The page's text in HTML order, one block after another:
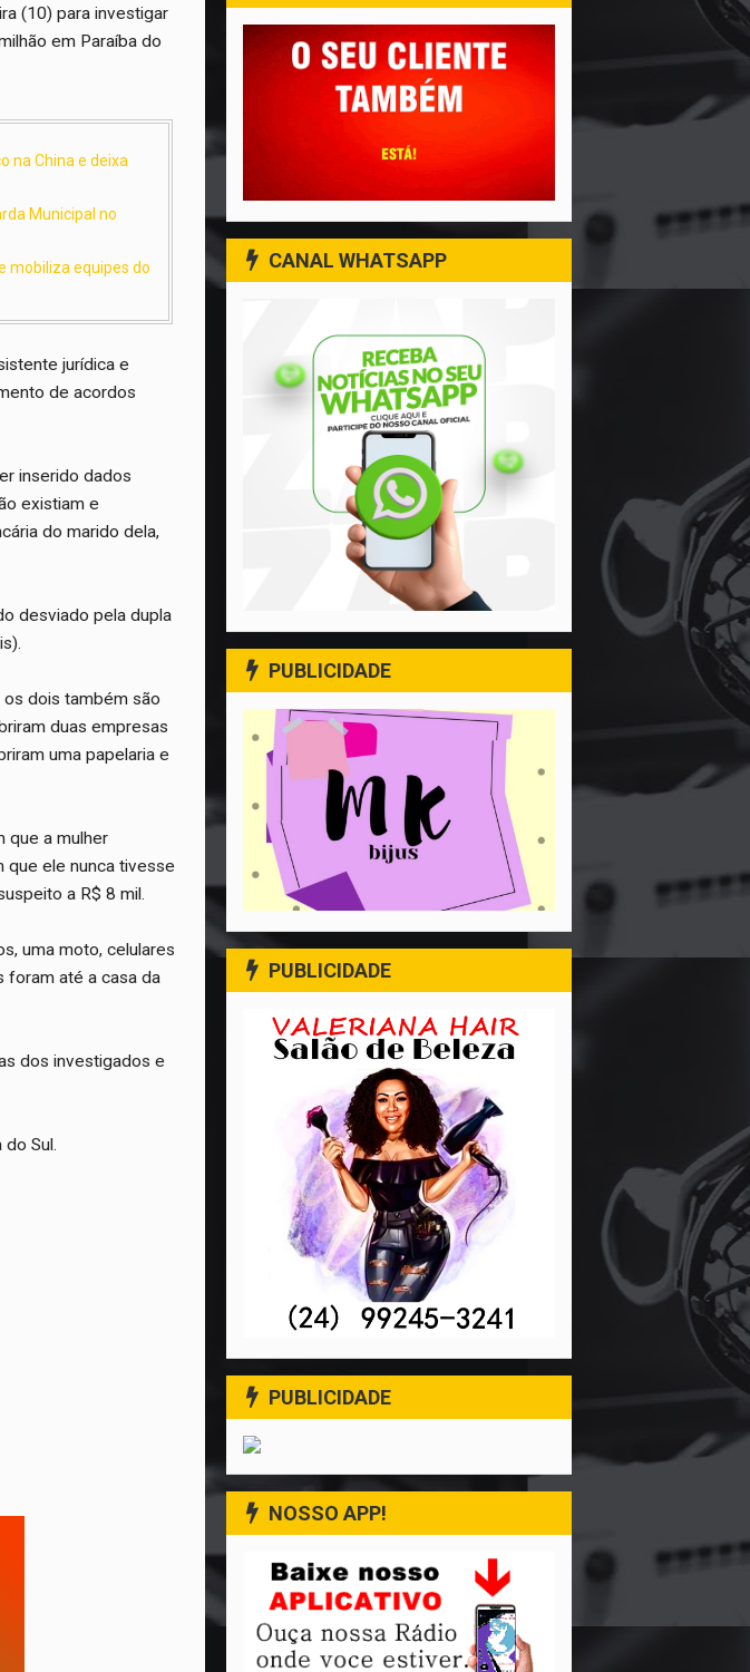
(10) para investigar
em Paraíba do
na China e deixa
Municipal no
mobiliza equipes do
jurídica e
de acordos
inserido dados
existiam e
do marido dela,
desviado pela dupla
os dois também são
duas empresas
uma papelaria e
que a mulher
que ele nunca tivesse
a R$ 8 mil.
uma moto, celulares
foram até a casa da
dos investigados e
Sul.
CANAL WHATSAPP
PUBLICIDADE
PUBLICIDADE
PUBLICIDADE
NOSSO APP!